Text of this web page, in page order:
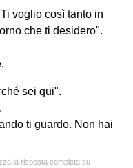
voglio così tanto in
che ti desidero".
sei qui".
ti guardo. Non hai
la risposta completa su